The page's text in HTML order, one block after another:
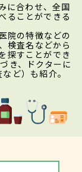
に合わせ、全国
ることができる
院の特徴などの
検査名などから
探すことができ
き、ドクターに
ど）も紹介。